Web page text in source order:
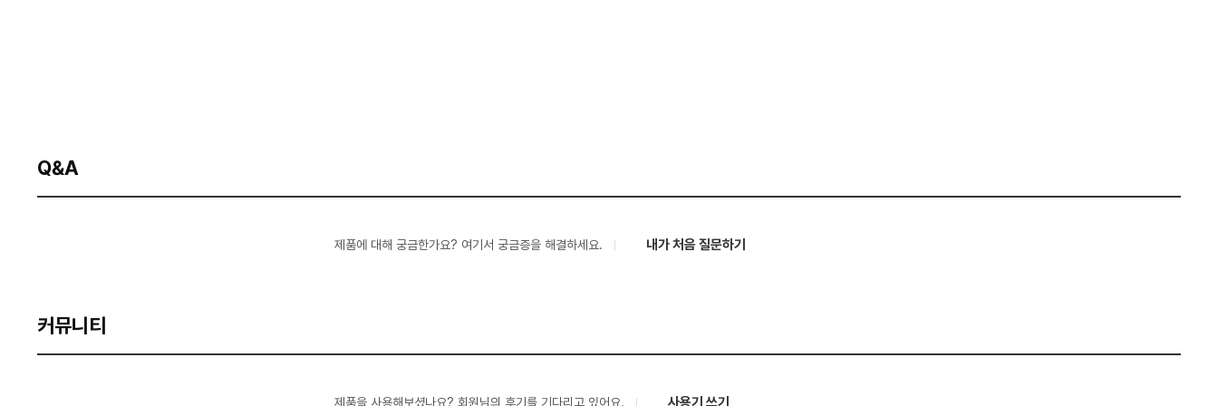
Q&A
제품에 대해 궁금한가요? 여기서 궁금증을 해결하세요. 내가 처음 질문하기
커뮤니티
제품을 사용해보셨나요? 회원님의 후기를 기다리고 있어요. 사용기 쓰기